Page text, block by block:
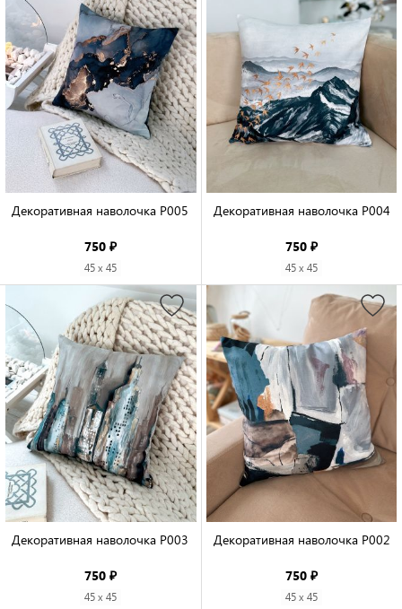
Декоративная наволочка P005
750 ₽
45 x 45
Декоративная наволочка P004
750 ₽
45 x 45
Декоративная наволочка P003
750 ₽
45 x 45
Декоративная наволочка P002
750 ₽
45 x 45